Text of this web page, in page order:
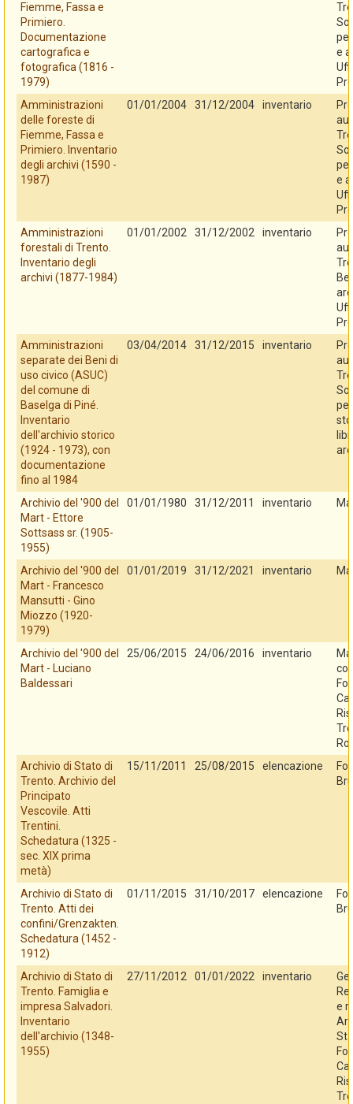
Fiemme, Fassa e
Primiero.
Documentazione
cartografica e
fotografica (1816 -
1979)
e
Amministrazioni
delle foreste di
Fiemme, Fassa e
Primiero. Inventario
degli archivi (1590 -
1987)
01/01/2004 31/12/2004 inventario
e
Amministrazioni
forestali di Trento.
Inventario degli
archivi (1877-1984)
01/01/2002 31/12/2002 inventario
Amministrazioni
separate dei Beni di
uso civico (ASUC)
del comune di
Baselga di Piné.
Inventario
dell'archivio storico
(1924 - 1973), con
documentazione
fino al 1984
03/04/2014 31/12/2015 inventario
Archivio del '900 del
Mart - Ettore
Sottsass sr. (1905-
1955)
01/01/1980 31/12/2011 inventario
Archivio del '900 del
Mart - Francesco
Mansutti - Gino
Miozzo (1920-
1979)
01/01/2019 31/12/2021 inventario
Archivio del '900 del
Mart - Luciano
Baldessari
25/06/2015 24/06/2016 inventario
Archivio di Stato di
Trento. Archivio del
Principato
Vescovile. Atti
Trentini.
Schedatura (1325 -
sec. XIX prima
metà)
15/11/2011 25/08/2015 elencazione
Archivio di Stato di
Trento. Atti dei
confini/Grenzakten.
Schedatura (1452 -
1912)
01/11/2015 31/10/2017 elencazione
Archivio di Stato di
Trento. Famiglia e
impresa Salvadori.
Inventario
dell'archivio (1348-
1955)
27/11/2012 01/01/2022 inventario
e